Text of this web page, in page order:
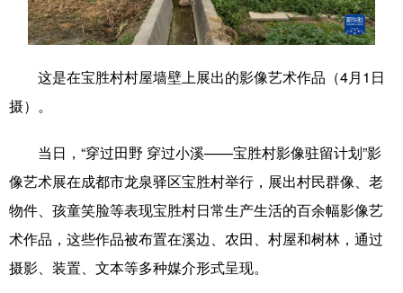
食品 人居 信息化 数字经济
学术中国 乡村振兴 银龄 溯源中国
彩票 娱乐 时尚 悦读
公益 一带一路 亚太网 上市公司
文化产业
这是在宝胜村村屋墙壁上展出的影像艺术作品（4月1日
摄）。
当日，“穿过田野 穿过小溪——宝胜村影像驻留计划”影
像艺术展在成都市龙泉驿区宝胜村举行，展出村民群像、老
物件、孩童笑脸等表现宝胜村日常生产生活的百余幅影像艺
术作品，这些作品被布置在溪边、农田、村屋和树林，通过
摄影、装置、文本等多种媒介形式呈现。